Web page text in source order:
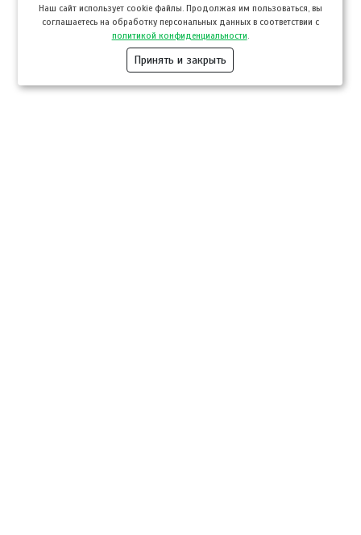
Hаш сайт использует cookie файлы. Продолжая им пользоваться, вы
соглашаетесь на обработку персональных данных в соответствии с
политикой конфиденциальности
Принять и закрыть